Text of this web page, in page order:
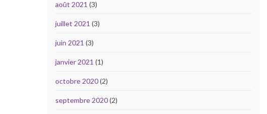
août 2021 (3)
juillet 2021 (3)
juin 2021 (3)
janvier 2021 (1)
octobre 2020(2)
septembre 2020(2)